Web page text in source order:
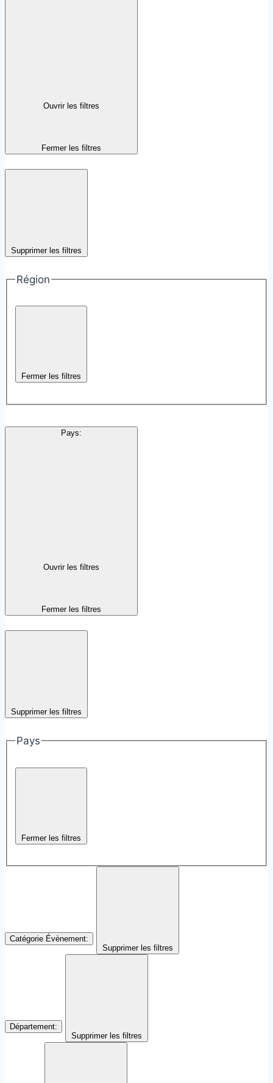
Ouvrir les filtres
Fermer les filtres
Supprimer les filtres
Région
Fermer les filtres
Pays:
Ouvrir les filtres
Fermer les filtres
Supprimer les filtres
Pays
Fermer les filtres
Catégorie Évènement:
Supprimer les filtres
Département:
Supprimer les filtres